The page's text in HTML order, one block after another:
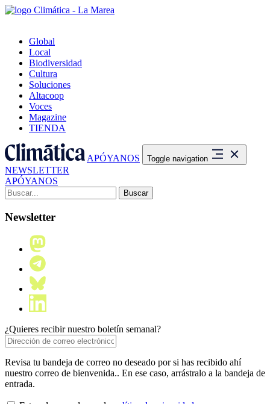
Global
Local
Biodiversidad
Cultura
Soluciones
Altacoop
Voces
Magazine
TIENDA
APÓYANOS Toggle navigation
NEWSLETTER
APÓYANOS
Buscar:
Newsletter
¿Quieres recibir nuestro boletín semanal?
Revisa tu bandeja de correo no deseado por si has recibido ahí
nuestro correo de bienvenida.. En ese caso, arrástralo a la bandeja de
entrada.